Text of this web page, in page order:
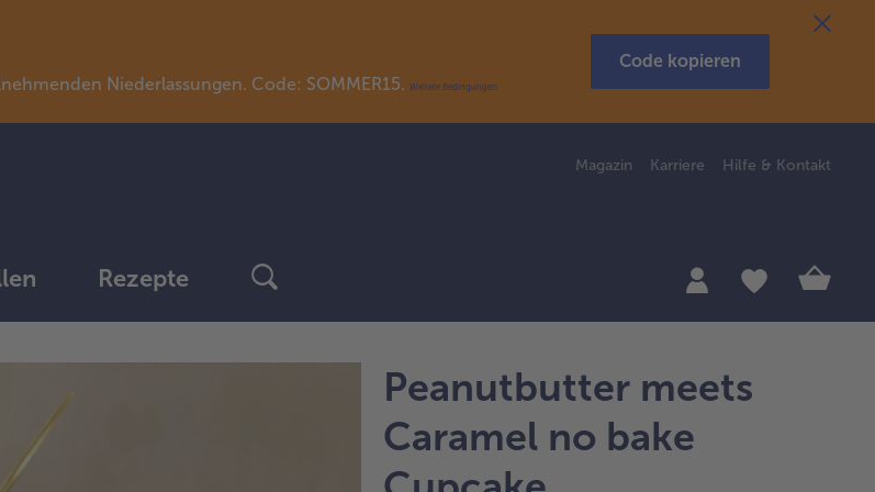
Niederlassungen. Code: SOMMER15. Weitere Bedingungen
Code kopieren
Magazin Karriere Hilfe & Kontakt
Rezepte
Peanutbutter meets
Caramel no bake